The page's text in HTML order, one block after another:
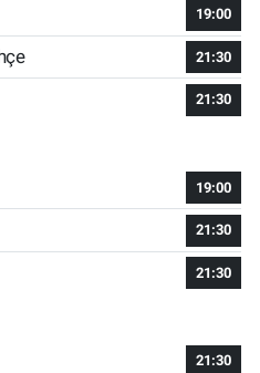
19:00
21:30
21:30
19:00
21:30
21:30
21:30